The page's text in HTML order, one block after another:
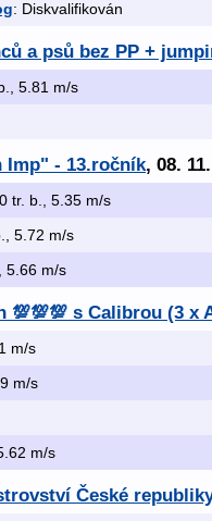
: Diskvalifikován
a psů bez PP +
5.81 m/s
Imp" - 13.ročník, 08.
tr. b., 5.35 m/s
5.72 m/s
5.66 m/s
💯💯💯 s Calibrou (3 x
m/s
m/s
m/s
České